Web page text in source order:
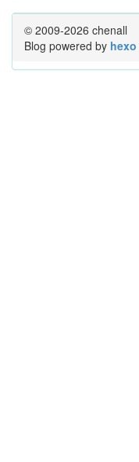
© 2009-2026 chenall
Blog powered by hexo